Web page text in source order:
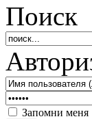
Поиск
Запомни меня